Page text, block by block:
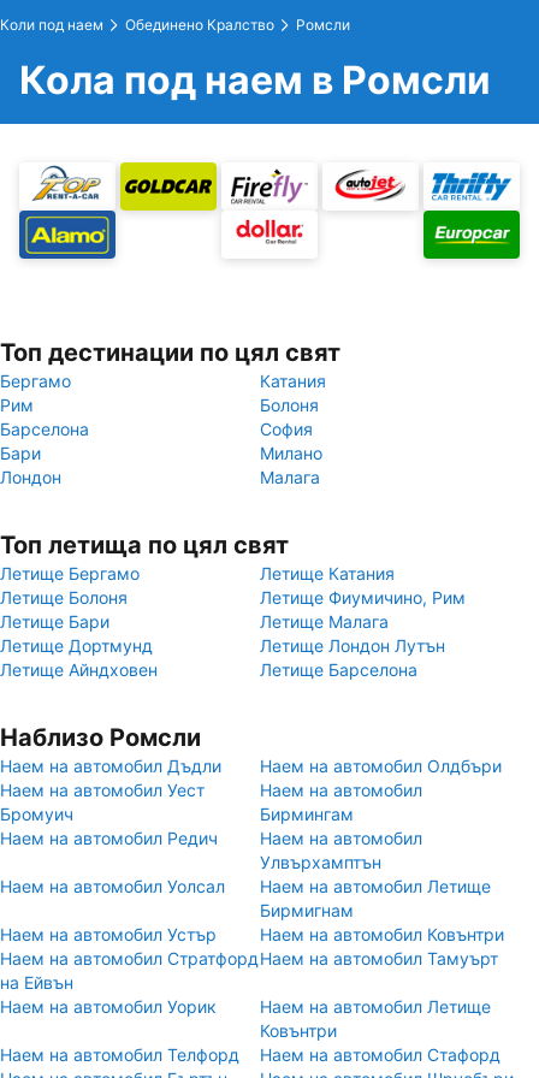
Коли под наем Обединено Кралство Ромсли
Кола под наем в Ромсли
Топ дестинации по цял свят
Бергамо
Катания
Рим
Болоня
Барселона
София
Бари
Милано
Лондон
Малага
Топ летища по цял свят
Летище Бергамо
Летище Катания
Летище Болоня
Летище Фиумичино, Рим
Летище Бари
Летище Малага
Летище Дортмунд
Летище Лондон Лутън
Летище Айндховен
Летище Барселона
Наблизо Ромсли
Наем на автомобил Дъдли
Наем на автомобил Олдбъри
Наем на автомобил Уест
Бромуич
Наем на автомобил
Бирмингам
Наем на автомобил Редич
Наем на автомобил
Улвърхамптън
Наем на автомобил Уолсал
Наем на автомобил Летище
Бирмигнам
Наем на автомобил Устър
Наем на автомобил Ковънтри
Наем на автомобил Стратфорд
на Ейвън
Наем на автомобил Тамуърт
Наем на автомобил Уорик
Наем на автомобил Летище
Ковънтри
Наем на автомобил Телфорд
Наем на автомобил Стафорд